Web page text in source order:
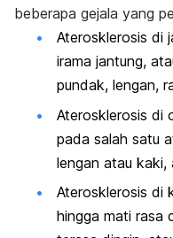
beberapa gejala yang
Aterosklerosis di
irama jantung,
pundak, lengan,
Aterosklerosis di
pada salah satu
lengan atau kaki,
Aterosklerosis di
hingga mati rasa